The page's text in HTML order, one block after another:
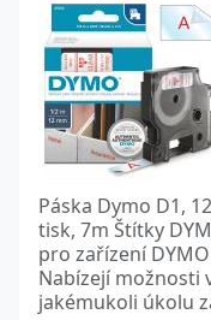
Páska Dymo D1,
tisk, 7m Štítky
pro zařízení
Nabízejí možnosti
jakémukoli úkolu